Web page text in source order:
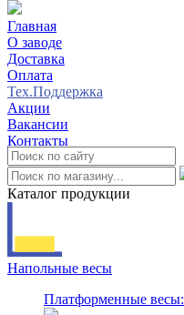
Главная
О заводе
Доставка
Оплата
Тех.Поддержка
Акции
Вакансии
Контакты
Каталог продукции
Напольные весы
Платформенные весы:
0